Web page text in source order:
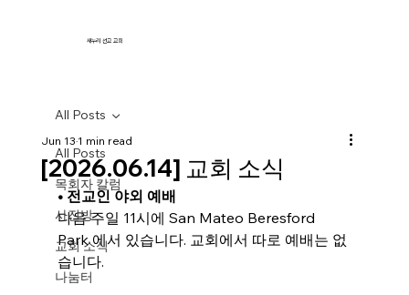
새누리 선교 교회
All Posts
목회자 칼럼
사진방
교회 소식
나눔터
All Posts
[2026.06.14] 교회 소식
Jun 131 min read
• 전교인 야외 예배
다음 주일 11시에 San Mateo Beresford
Park 에서 있습니다. 교회에서 따로 예배는 없
습니다.